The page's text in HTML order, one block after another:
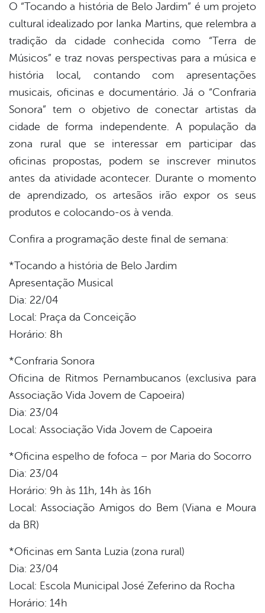
O “Tocando a história de Belo Jardim” é um projeto
cultural idealizado por Ianka Martins, que relembra a
tradição da cidade conhecida como “Terra de
Músicos” e traz novas perspectivas para a música e
história local, contando com apresentações
musicais, oficinas e documentário. Já o “Confraria
Sonora” tem o objetivo de conectar artistas da
cidade de forma independente. A população da
zona rural que se interessar em participar das
oficinas propostas, podem se inscrever minutos
antes da atividade acontecer. Durante o momento
de aprendizado, os artesãos irão expor os seus
produtos e colocando-os à venda.
Confira a programação deste final de semana:
*Tocando a história de Belo Jardim
Apresentação Musical
Dia: 22/04
Local: Praça da Conceição
Horário: 8h
*Confraria Sonora
Oficina de Ritmos Pernambucanos (exclusiva para
Associação Vida Jovem de Capoeira)
Dia: 23/04
Local: Associação Vida Jovem de Capoeira
*Oficina espelho de fofoca – por Maria do Socorro
Dia: 23/04
Horário: 9h às 11h, 14h às 16h
Local: Associação Amigos do Bem (Viana e Moura
da BR)
*Oficinas em Santa Luzia (zona rural)
Dia: 23/04
Local: Escola Municipal José Zeferino da Rocha
Horário: 14h